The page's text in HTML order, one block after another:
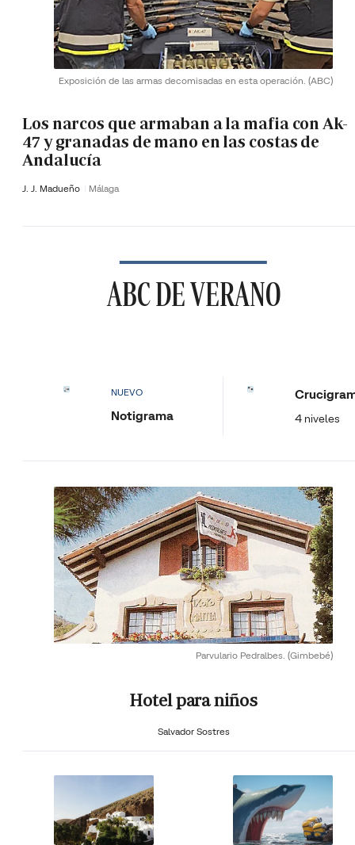
Exposición de las armas decomisadas en esta operación. (ABC)
Los narcos que armaban a la mafia con Ak-
47 y granadas de mano en las costas de
Andalucía
J. J. Madueño Málaga
ABC DE VERANO
NUEVO
Notigrama 4 niveles
Parvulario Pedralbes. (Gimbebé)
Hotel para niños
Salvador Sostres